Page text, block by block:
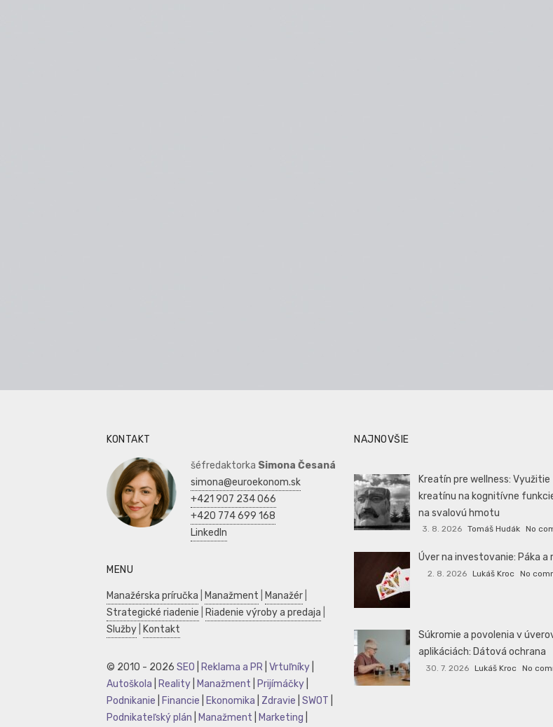
KONTAKT
šéfredaktorka Simona Česaná
simona@euroekonom.sk
+421 907 234 066
+420 774 699 168
LinkedIn
MENU
Manažérska príručka Manažment Manažér
Strategické riadenie
Riadenie výroby a predaja
Služby
Kontakt
© 2010 - 2026 SEO Reklama a PR Vrtuľníky
Autoškola
Reality Manažment Prijímáčky
Podnikanie
Financie Ekonomika Zdravie SWOT
Podnikateľský plán
Manažment Marketing
NAJNOVŠIE
Kreatín pre wellness: Využitie
kreatínu na kognitívne
na svalovú hmotu
3. 8. 2026 Tomáš Hudák No
Úver na investovanie: Páka a
2. 8. 2026 Lukáš Kroc No
Súkromie a povolenia v
aplikáciách: Dátová ochrana
30. 7. 2026 Lukáš Kroc No